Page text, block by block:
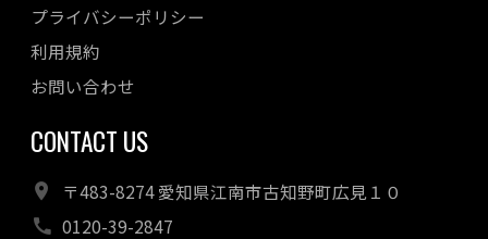
プライバシーポリシー
利用規約
お問い合わせ
CONTACT US
〒483-8274 愛知県江南市古知野町広見１０
0120-39-2847